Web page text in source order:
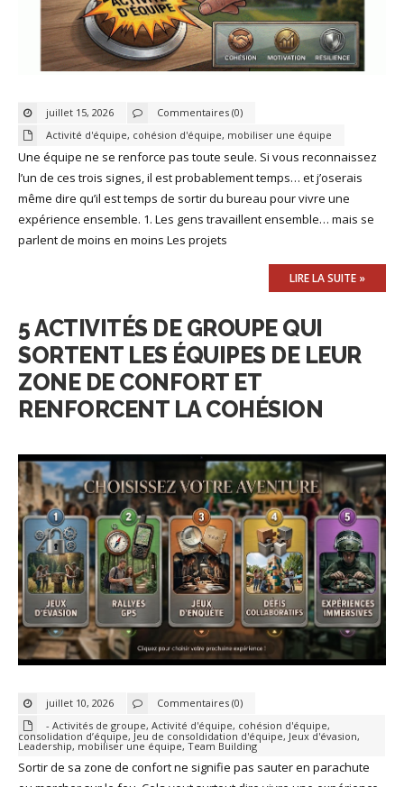
juillet 15, 2026
Commentaires (0)
Activité d'équipe, cohésion d'équipe, mobiliser une équipe
Une équipe ne se renforce pas toute seule. Si vous reconnaissez
l’un de ces trois signes, il est probablement temps… et j’oserais
même dire qu’il est temps de sortir du bureau pour vivre une
expérience ensemble. 1. Les gens travaillent ensemble… mais se
parlent de moins en moins Les projets
LIRE LA SUITE »
5 ACTIVITÉS DE GROUPE QUI
SORTENT LES ÉQUIPES DE LEUR
ZONE DE CONFORT ET
RENFORCENT LA COHÉSION
juillet 10, 2026
Commentaires (0)
- Activités de groupe, Activité d'équipe, cohésion d'équipe,
consolidation d’équipe, Jeu de consoldidation d'équipe, Jeux d'évasion,
Leadership, mobiliser une équipe, Team Building
Sortir de sa zone de confort ne signifie pas sauter en parachute